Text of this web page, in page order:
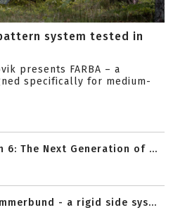
system tested in
presents FARBA – a
specifically for medium-
6: The Next Generation of ...
- a rigid side sys...